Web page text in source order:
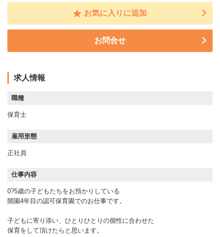
お気に入りに追加
お問合せ
求人情報
職種
保育士
雇用形態
正社員
仕事内容
0?5歳の子どもたちをお預かりしている
開園4年目の認可保育園でのお仕事です。
子どもに寄り添い、ひとりひとりの個性に合わせた
保育をして頂けたらと思います。